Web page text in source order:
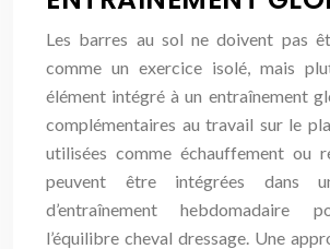
Les barres au sol ne doivent pas
comme un exercice isolé, mais
élément intégré à un entraînement
complémentaires au travail sur le
utilisées comme échauffement ou
peuvent être intégrées dans
d’entraînement hebdomadaire
l’équilibre cheval dressage. Une